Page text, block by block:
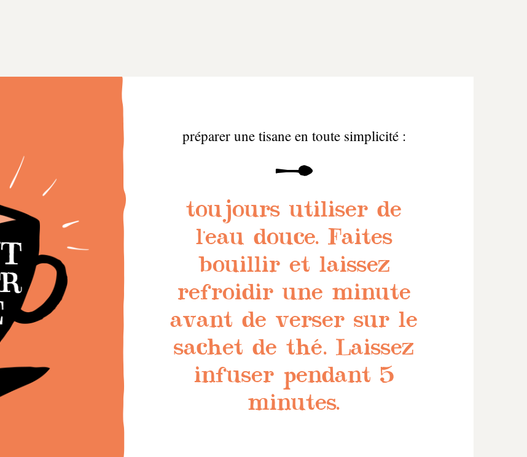
préparer une tisane en toute simplicité :
toujours utiliser de
l'eau douce. Faites
bouillir et laissez
refroidir une minute
avant de verser sur le
sachet de thé. Laissez
infuser pendant 5
minutes.